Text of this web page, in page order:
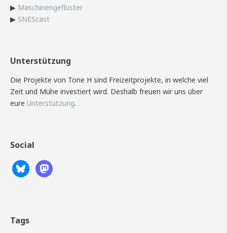
▶ Maschinengeflüster
▶ SNEScast
Unterstützung
Die Projekte von Tone H sind Freizeitprojekte, in welche viel
Zeit und Mühe investiert wird. Deshalb freuen wir uns über
eure Unterstützung.
Social
Tags